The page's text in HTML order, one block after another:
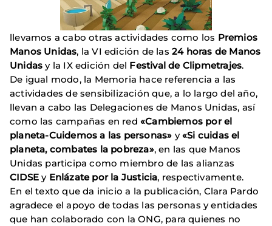
llevamos a cabo otras actividades como los Premios
Manos Unidas, la VI edición de las24 horas de Manos
Unidas y la IX edición del Festival de Clipmetrajes.
De igual modo, la Memoria hace referencia a las
actividades de sensibilización que, a lo largo del año,
llevan a cabo las Delegaciones de Manos Unidas, así
como las campañas en red «Cambiemos por el
planeta-Cuidemos a las personas» y«Si cuidas el
planeta, combates la pobreza», en las que Manos
Unidas participa como miembro de las alianzas
CIDSEy Enlázate por la Justicia, respectivamente.
En el texto que da inicio a la publicación, Clara Pardo
agradece el apoyo de todas las personas y entidades
que han colaborado con la ONG, para quienes no